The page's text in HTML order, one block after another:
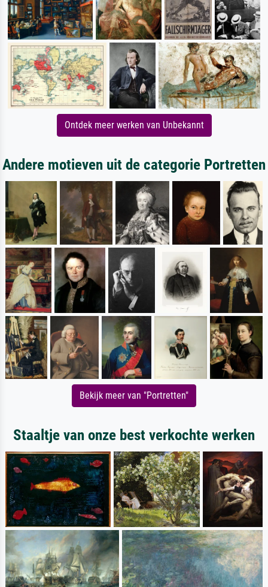
Ontdek meer werken van Unbekannt
Andere motieven uit de categorie Portretten
Bekijk meer van "Portretten"
Staaltje van onze best verkochte werken